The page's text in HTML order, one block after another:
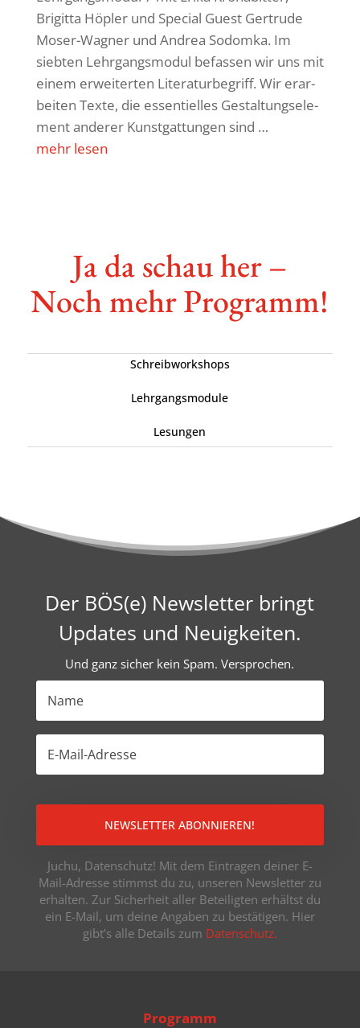
Brigitta Höpler und Special Guest Gertrude
Moser-Wagner und Andrea Sodomka. Im
siebten Lehr­gangs­modul befassen wir uns mit
einem erwei­terten Lite­ra­tur­be­griff. Wir erar­
beiten Texte, die essen­ti­elles Gestal­tungs­ele­
ment anderer Kunst­gat­tungen sind …
mehr lesen
Ja da schau her –
Noch mehr Programm!
Schreibworkshops
Lehrgangsmodule
Lesungen
Der BÖS(e) Newsletter bringt
Updates und Neuigkeiten.
Und ganz sicher kein Spam. Versprochen.
NEWSLETTER ABONNIEREN!
Juchu, Datenschutz! Mit dem Eintragen deiner E-
Mail-Adresse stimmst du zu, unseren Newsletter zu
erhalten. Zur Sicherheit aller Beteiligten erhältst du
ein E-Mail, um deine Angaben zu bestätigen. Hier
gibt’s alle Details zum Datenschutz.
Programm